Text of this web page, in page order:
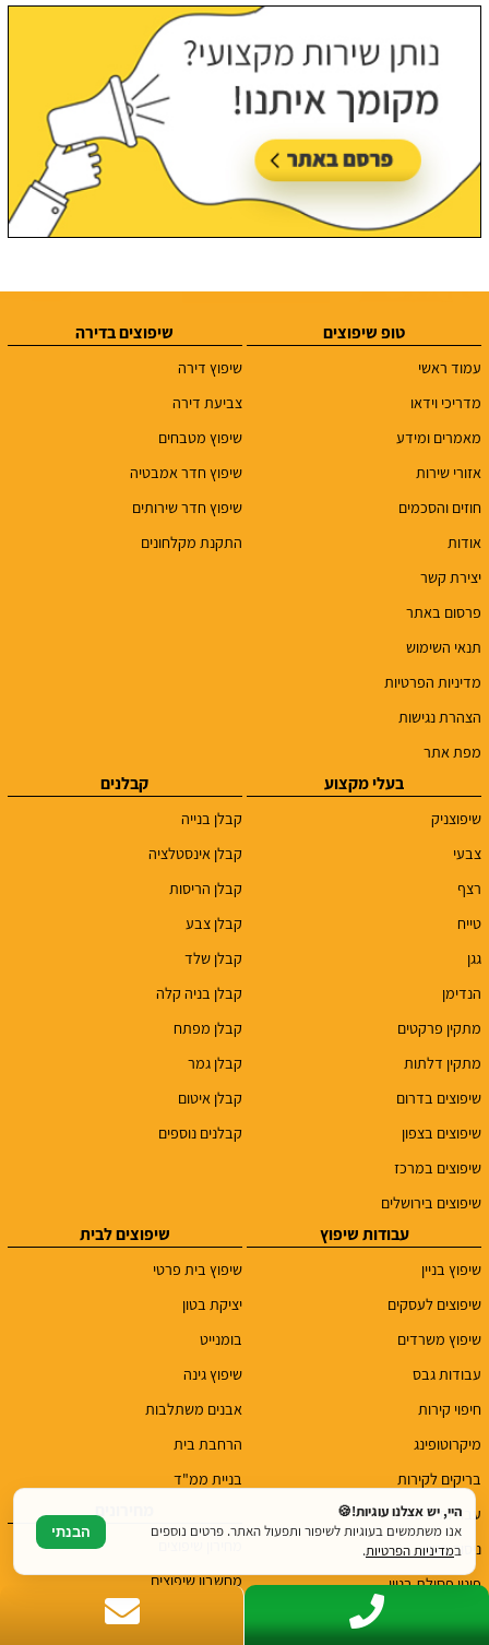
טופ שיפוצים
עמוד ראשי
מדריכי וידאו
מאמרים ומידע
אזורי שירות
חוזים והסכמים
אודות
יצירת קשר
פרסום באתר
תנאי השימוש
מדיניות הפרטיות
הצהרת נגישות
מפת אתר
שיפוצים בדירה
שיפוץ דירה
צביעת דירה
שיפוץ מטבחים
שיפוץ חדר אמבטיה
שיפוץ חדר שירותים
התקנת מקלחונים
בעלי מקצוע
שיפוצניק
צבעי
רצף
טייח
גגן
הנדימן
מתקין פרקטים
מתקין דלתות
שיפוצים בדרום
שיפוצים בצפון
שיפוצים במרכז
שיפוצים בירושלים
קבלנים
קבלן בנייה
קבלן אינסטלציה
קבלן הריסות
קבלן צבע
קבלן שלד
קבלן בניה קלה
קבלן מפתח
קבלן גמר
קבלן איטום
קבלנים נוספים
עבודות שיפוץ
שיפוץ בניין
שיפוצים לעסקים
שיפוץ משרדים
עבודות גבס
חיפוי קירות
מיקרוטופינג
בריקים לקירות
עבודות שיפוצים
ניסור בטון
פינוי פסולת בניין
שיפוצים לבית
שיפוץ בית פרטי
יציקת בטון
בומנייט
שיפוץ גינה
אבנים משתלבות
הרחבת בית
בניית ממ"ד
מחשבון שיפוצים
היי, יש אצלנו עוגיות!🍪
אנו משתמשים בעוגיות לשיפור ותפעול האתר. פרטים נוספים
במדיניות הפרטיות.
הבנתי